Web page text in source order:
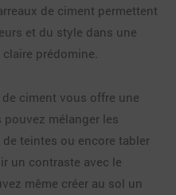
de ciment permettent
et du style dans une
prédomine.
ciment vous offre une
mélanger les
teintes ou encore tabler
un contraste avec le
même créer au sol un